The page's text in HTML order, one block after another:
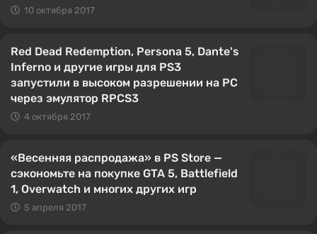
10 октября 2017
Red Dead Redemption, Persona 5, Dante's
Inferno и другие игры для PS3
запустили в высоком разрешении на PC
через эмулятор RPCS3
4 октября 2017
«Весенняя распродажа» в PS Store —
сэкономьте на покупке GTA 5, Battlefield
1, Overwatch и многих других игр
5 апреля 2017